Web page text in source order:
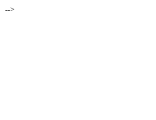
-->